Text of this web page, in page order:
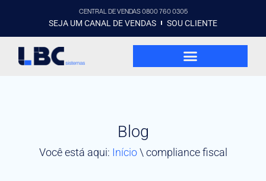
CENTRAL DE VENDAS 0800 760 0305
SEJA UM CANAL DE VENDAS SOU CLIENTE
Blog
Você está aqui: Início\ compliance fiscal